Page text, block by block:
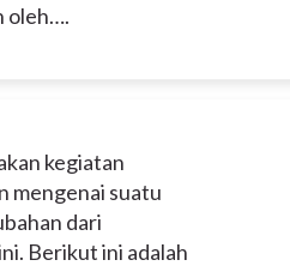
oleh….
kegiatan
mengenai suatu
dari
Berikut ini adalah